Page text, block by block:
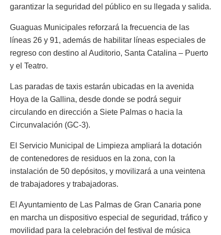
garantizar la seguridad del público en su llegada y salida.
Guaguas Municipales reforzará la frecuencia de las
líneas 26 y 91, además de habilitar líneas especiales de
regreso con destino al Auditorio, Santa Catalina – Puerto
y el Teatro.
Las paradas de taxis estarán ubicadas en la avenida
Hoya de la Gallina, desde donde se podrá seguir
circulando en dirección a Siete Palmas o hacia la
Circunvalación (GC-3).
El Servicio Municipal de Limpieza ampliará la dotación
de contenedores de residuos en la zona, con la
instalación de 50 depósitos, y movilizará a una veintena
de trabajadores y trabajadoras.
El Ayuntamiento de Las Palmas de Gran Canaria pone
en marcha un dispositivo especial de seguridad, tráfico y
movilidad para la celebración del festival de música